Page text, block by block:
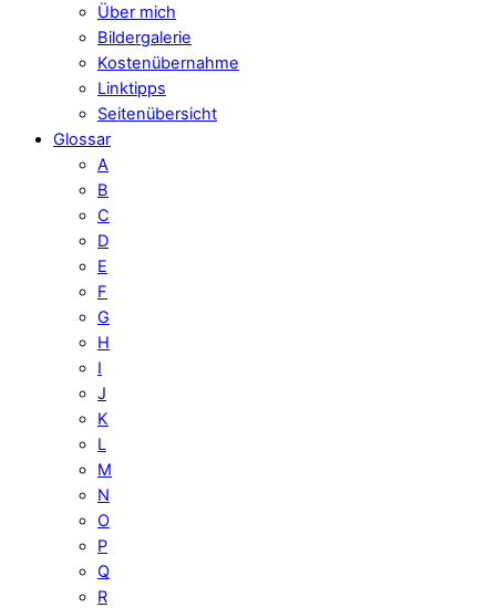
Über mich
Bildergalerie
Kostenübernahme
Linktipps
Seitenübersicht
Glossar
A
B
C
D
E
F
G
H
I
J
K
L
M
N
O
P
Q
R